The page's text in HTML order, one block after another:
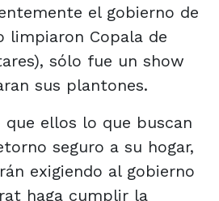
el gobierno de
limpiaron Copala de
sólo fue un show
sus plantones.
que ellos lo que buscan
seguro a su hogar,
exigiendo al gobierno
haga cumplir la